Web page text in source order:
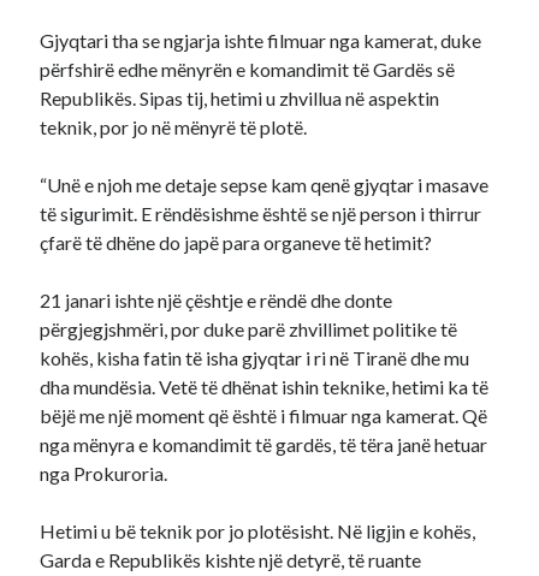
Gjyqtari tha se ngjarja ishte filmuar nga kamerat, duke
përfshirë edhe mënyrën e komandimit të Gardës së
Republikës. Sipas tij, hetimi u zhvillua në aspektin
teknik, por jo në mënyrë të plotë.
“Unë e njoh me detaje sepse kam qenë gjyqtar i masave
të sigurimit. E rëndësishme është se një person i thirrur
çfarë të dhëne do japë para organeve të hetimit?
21 janari ishte një çështje e rëndë dhe donte
përgjegjshmëri, por duke parë zhvillimet politike të
kohës, kisha fatin të isha gjyqtar i ri në Tiranë dhe mu
dha mundësia. Vetë të dhënat ishin teknike, hetimi ka të
bëjë me një moment që është i filmuar nga kamerat. Që
nga mënyra e komandimit të gardës, të tëra janë hetuar
nga Prokuroria.
Hetimi u bë teknik por jo plotësisht. Në ligjin e kohës,
Garda e Republikës kishte një detyrë, të ruante